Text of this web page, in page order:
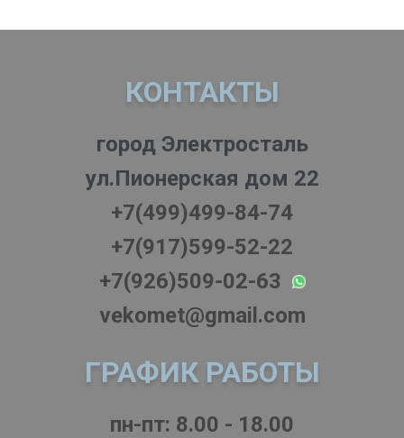
КОНТАКТЫ
город Электросталь
ул.Пионерская дом 22
+7(499)499-84-74
+7(917)599-52-22
+7(926)509-02-63
vekomet@gmail.com
ГРАФИК РАБОТЫ
пн-пт: 8.00 - 18.00